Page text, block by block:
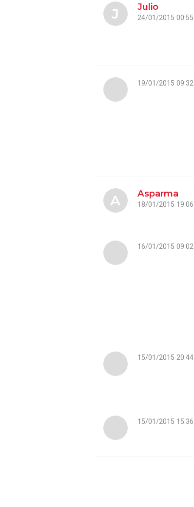
Julio
24/01/2015 00:55
J
19/01/2015 09:32
Asparma
18/01/2015 19:06
A
16/01/2015 09:02
15/01/2015 20:44
15/01/2015 15:36